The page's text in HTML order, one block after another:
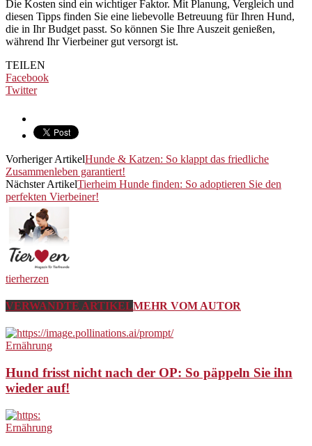
Die Kosten sind ein wichtiger Faktor. Mit Planung, Vergleich und
diesen Tipps finden Sie eine liebevolle Betreuung für Ihren Hund,
die in Ihr Budget passt. So können Sie Ihre Auszeit genießen,
während Ihr Vierbeiner gut versorgt ist.
TEILEN
Facebook
Twitter
Vorheriger ArtikelHunde & Katzen: So klappt das friedliche
Zusammenleben garantiert!
Nächster ArtikelTierheim Hunde finden: So adoptieren Sie den
perfekten Vierbeiner!
tierherzen
VERWANDTE ARTIKELMEHR VOM AUTOR
Ernährung
Hund frisst nicht nach der OP: So päppeln Sie ihn
wieder auf!
Ernährung